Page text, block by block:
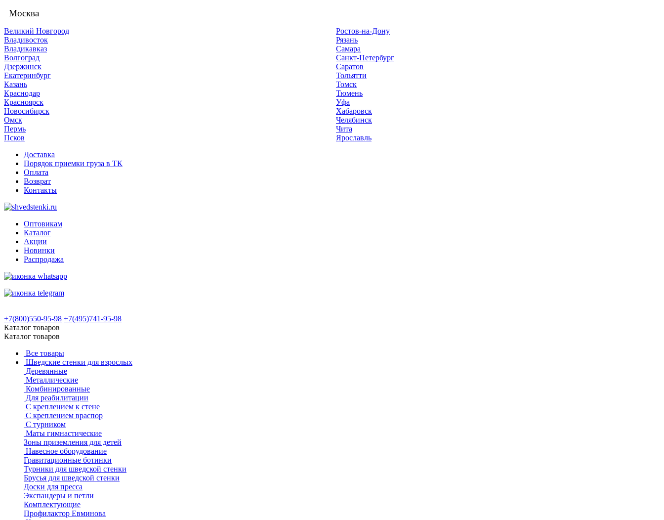
Москва
Великий Новгород
Владивосток
Владикавказ
Волгоград
Дзержинск
Екатеринбург
Казань
Краснодар
Красноярск
Новосибирск
Омск
Пермь
Псков
Ростов-на-Дону
Рязань
Самара
Санкт-Петербург
Саратов
Тольятти
Томск
Тюмень
Уфа
Хабаровск
Челябинск
Чита
Ярославль
Доставка
Порядок приемки груза в ТК
Оплата
Возврат
Контакты
Оптовикам
Каталог
Акции
Новинки
Распродажа
+7(800)550-95-98 +7(495)741-95-98
Каталог товаров
Каталог товаров
Все товары
Шведские стенки для взрослых
Деревянные
Металлические
Комбинированные
Для реабилитации
С креплением к стене
С креплением враспор
С турником
Маты гимнастические
Зоны приземления для детей
Навесное оборудование
Гравитационные ботинки
Турники для шведской стенки
Брусья для шведской стенки
Доски для пресса
Экспандеры и петли
Комплектующие
Профилактор Евминова